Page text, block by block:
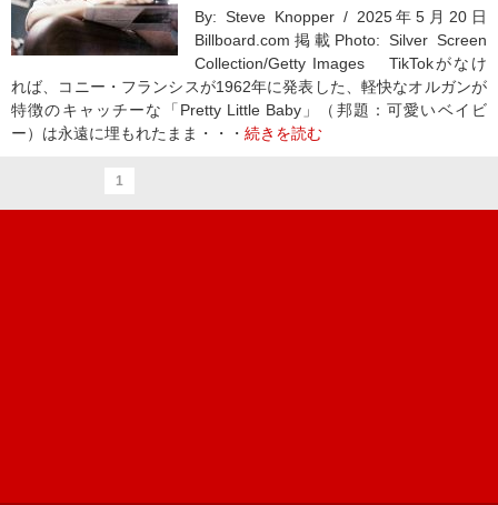
By: Steve Knopper / 2025年5月20日
Billboard.com掲載Photo: Silver Screen
Collection/Getty Images TikTokがなけ
れば、コニー・フランシスが1962年に発表した、軽快なオルガンが
特徴のキャッチーな「Pretty Little Baby」（邦題：可愛いベイビ
ー）は永遠に埋もれたまま・・・ 続きを読む
1